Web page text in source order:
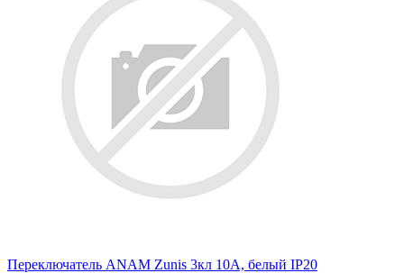
Переключатель ANAM Zunis 3кл 10А, белый IP20